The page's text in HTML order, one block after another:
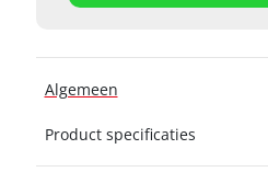
Algemeen
Product specificaties